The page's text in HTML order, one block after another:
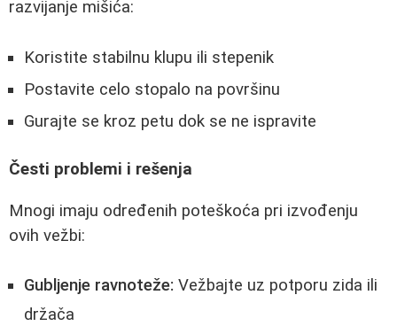
razvijanje mišića:
Koristite stabilnu klupu ili stepenik
Postavite celo stopalo na površinu
Gurajte se kroz petu dok se ne ispravite
Česti problemi i rešenja
Mnogi imaju određenih poteškoća pri izvođenju
ovih vežbi:
Gubljenje ravnoteže: Vežbajte uz potporu zida ili
držača